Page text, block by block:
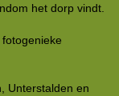
het dorp vindt.
Unterstalden en